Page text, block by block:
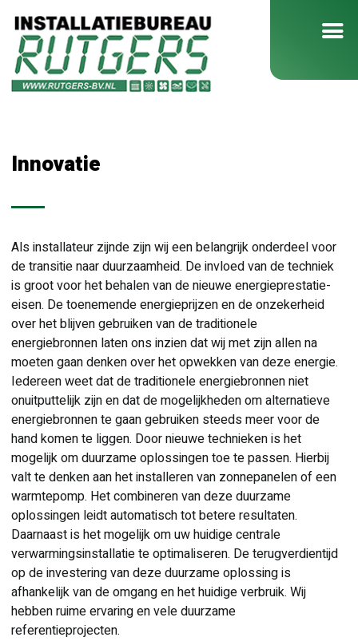
Innovatie
Als installateur zijnde zijn wij een belangrijk onderdeel voor
de transitie naar duurzaamheid. De invloed van de techniek
is groot voor het behalen van de nieuwe energieprestatie-
eisen. De toenemende energieprijzen en de onzekerheid
over het blijven gebruiken van de traditionele
energiebronnen laten ons inzien dat wij met zijn allen na
moeten gaan denken over het opwekken van deze energie.
Iedereen weet dat de traditionele energiebronnen niet
onuitputtelijk zijn en dat de mogelijkheden om alternatieve
energiebronnen te gaan gebruiken steeds meer voor de
hand komen te liggen. Door nieuwe technieken is het
mogelijk om duurzame oplossingen toe te passen. Hierbij
valt te denken aan het installeren van zonnepanelen of een
warmtepomp. Het combineren van deze duurzame
oplossingen leidt automatisch tot betere resultaten.
Daarnaast is het mogelijk om uw huidige centrale
verwarmingsinstallatie te optimaliseren. De terugverdientijd
op de investering van deze duurzame oplossing is
afhankelijk van de omgang en het huidige verbruik. Wij
hebben ruime ervaring en vele duurzame
referentieprojecten.